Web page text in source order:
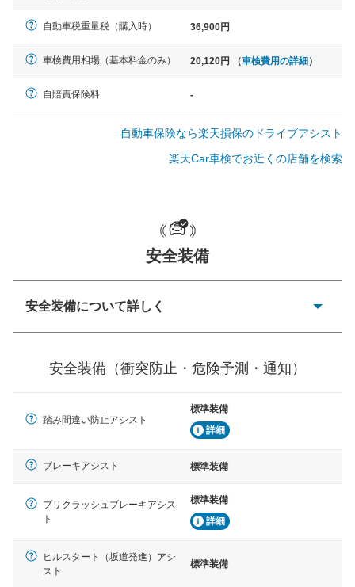
ノア、セレナ、プリウス、カロー
ラ、ステップワゴン など
クラウン、アルファード、フォレ
カD:5 など
一般的な荷物のサイズの目安
自動車税重量税（購入時） 36,900円
車検費用相場（基本料金のみ） 20,120円 （車検費用の詳細）
自賠責保険料 -
自動車保険なら楽天損保のドライブアシスト
楽天Car車検でお近くの店舗を検索
安全装備
安全装備について詳しく
ーキアシスト、ABSなどが装備されています。
見えにくい場所に潜む危険を予測・通知するためのシス
テムなどが装備されています。
車線逸脱防止
ブ・クルーズ・コントロールなどが装備されています。
安全装備（衝突防止・危険予測・通知）
踏み間違い防止アシスト
標準装備
詳細
ブレーキアシスト 標準装備
プリクラッシュブレーキアシス
ト
標準装備
詳細
ヒルスタート（坂道発進）アシ
スト
標準装備